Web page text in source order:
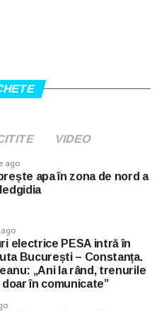
VIDEO
ago
apa în zona de nord a
electrice PESA intră în
București – Constanța.
„Ani la rând, trenurile
în comunicate”